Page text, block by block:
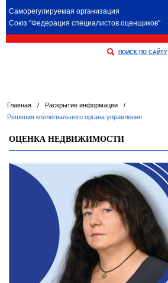
Саморегулируемая организация
Союз "Федерация специалистов оценщиков"
ПОИСК ПО САЙТУ
Главная / Раскрытие информации
/
Решения коллегиального органа управления
ОЦЕНКА НЕДВИЖИМОСТИ